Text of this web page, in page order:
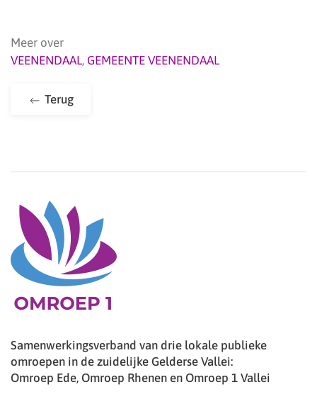
Meer over
VEENENDAAL, GEMEENTE VEENENDAAL
Terug
Samenwerkingsverband van drie lokale publieke
omroepen in de zuidelijke Gelderse Vallei:
Omroep Ede, Omroep Rhenen en Omroep 1 Vallei